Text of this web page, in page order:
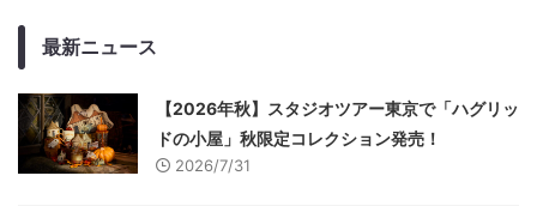
最新ニュース
【2026年秋】スタジオツアー東京で「ハグリッ
ドの小屋」秋限定コレクション発売！
2026/7/31